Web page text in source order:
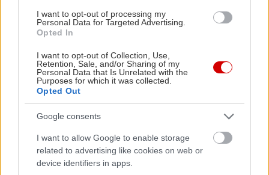
I want to opt-out of processing my
Personal Data for Targeted Advertising.
Opted In
I want to opt-out of Collection, Use,
Retention, Sale, and/or Sharing of my
Personal Data that Is Unrelated with the
Purposes for which it was collected.
Opted Out
Google consents
I want to allow Google to enable storage
related to advertising like cookies on web or
device identifiers in apps.